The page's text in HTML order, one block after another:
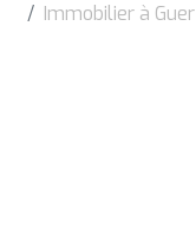
Immobilier à Guer